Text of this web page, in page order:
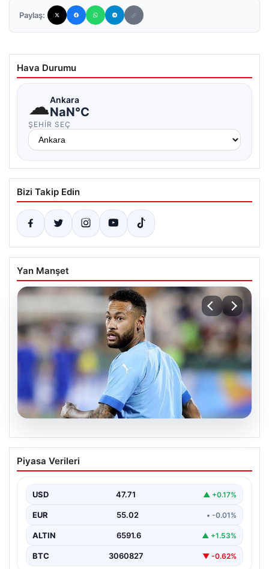
Paylaş:
Hava Durumu
☁Ankara
NaN°C
ŞEHIR SEÇ
Bizi Takip Edin
Yan Manşet
05.08.2026
Neymar’ın maç sonrası gerginlik
yaşadığı anlar!
Piyasa Verileri
USD 47.71 ▲ +0.17%
EUR 55.02 • -0.01%
ALTIN 6591.6 ▲ +1.53%
BTC 3060827 ▼ -0.62%